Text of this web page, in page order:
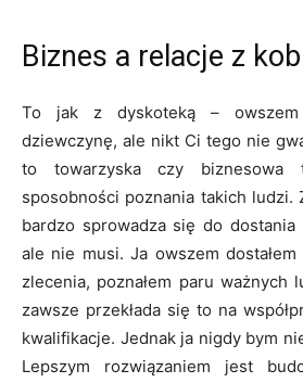
Biznes a relacje z
To jak z dyskoteką – owszem
dziewczynę, ale nikt Ci tego nie
to towarzyska czy
sposobności poznania takich ludzi.
bardzo sprowadza się do dostania
ale nie musi. Ja owszem
zlecenia, poznałem paru
zawsze przekłada się to na
kwalifikacje. Jednak ja nigdy bym
Lepszym rozwiązaniem jest